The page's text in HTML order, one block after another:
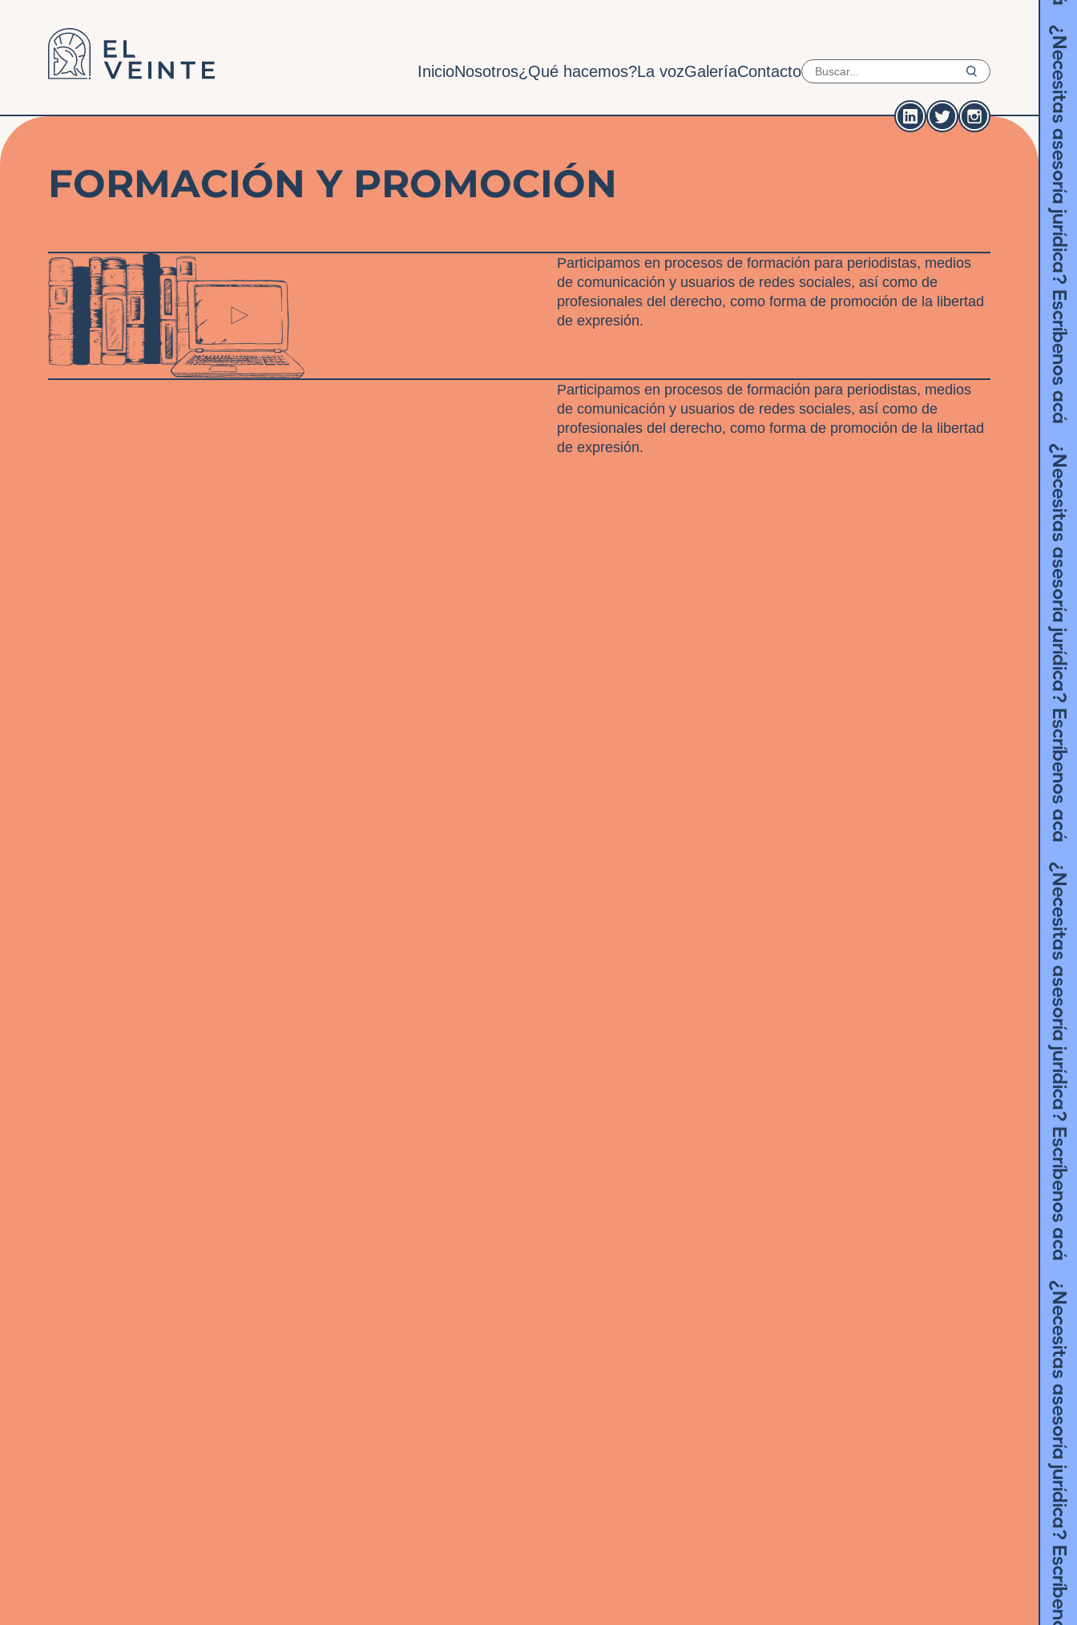
InicioNosotros¿Qué hacemos?La vozGaleríaContacto
FORMACIÓN Y PROMOCIÓN
Participamos en procesos de formación para periodistas, medios
de comunicación y usuarios de redes sociales, así como de
profesionales del derecho, como forma de promoción de la libertad
de expresión.
Participamos en procesos de formación para periodistas, medios
de comunicación y usuarios de redes sociales, así como de
profesionales del derecho, como forma de promoción de la libertad
de expresión.
¿Necesitas asesoría jurídica? Escríbenos acá
¿Necesitas asesoría jurídica? Escríbenos acá
¿Necesitas asesoría jurídica? Escríbenos acá
¿Necesitas asesoría jurídica? Escríbenos acá